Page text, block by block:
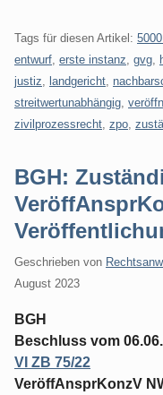
Tags für diesen Artikel:
entwurf erste instanz gvg
justiz
landgericht
streitwertunabhängig
zivilprozessrecht zpo
BGH:
Geschrieben von
August 2023
BGH
Beschluss vom
VI ZB 75/22
VeröffAnsprKonzV